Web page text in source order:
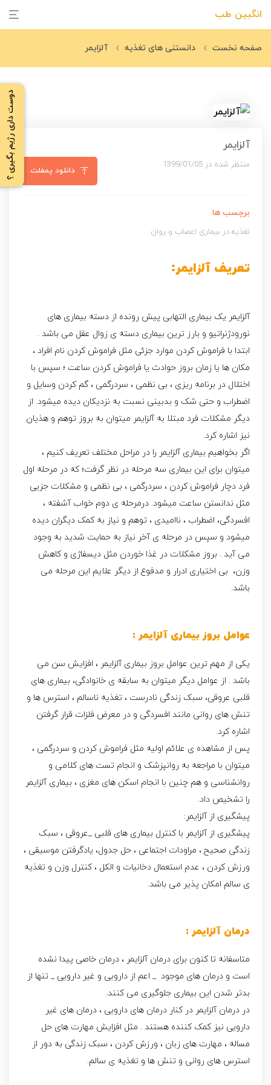
انگبین طب
دوست داری رژیم بگیری ؟
صفحه نخست دانستنی های تغذیه آلزایمر
آلزایمر
منتظر شده در 1399/01/05
دانلود پمفلت
برچسب ها
تغذیه در بیماری اعصاب و روان
تعریف آلزایمر:
آلزایمر یک بیماری التهابی پیش رونده از دسته بیماری های
نورودژنراتیو و بارز ترین بیماری دسته ی زوال عقل می باشد .
ابتدا با فراموش کردن موارد جزئی مثل فراموش کردن نام افراد ،
مکان ها یا زمان بروز حوادث یا فراموش کردن ساعت ؛ سپس با
اختلال در برنامه ریزی ، بی نظمی ، سردرگمی ، گم کردن وسایل و
اضطراب و حتی شک و بدبینی نسبت به نزدیکان دیده میشود. از
دیگر مشکلات فرد مبتلا به آلزایمر میتوان به بروز توهم و هذیان
نیز اشاره کرد.
اگر بخواهیم بیماری آلزایمر را در مراحل مختلف تعریف کنیم ،
میتوان برای این بیماری سه مرحله در نظر گرفت؛ که در مرحله اول
فرد دچار فراموش کردن ، سردرگمی ، بی نظمی و مشکلات جزیی
مثل ندانستن ساعت میشود. درمرحله ی دوم خواب آشفته ،
افسردگی، اضطراب ، ناامیدی ، توهم و نیاز به کمک دیگران دیده
میشود و سپس در مرحله ی آخر نیاز به حمایت شدید به وجود
می آید . بروز مشکلات در غذا خوردن مثل دیسفاژی و کاهش
وزن، بی اختیاری ادرار و مدفوع از دیگر علایم این مرحله می
باشد.
عوامل بروز بیماری آلزایمر :
یکی از مهم ترین عوامل بروز بیماری آلزایمر ، افزایش سن می
باشد . از عوامل دیگر میتوان به سابقه ی خانوادگی، بیماری های
قلبی عروقی، سبک زندگی نادرست ، تغذیه ناسالم ، استرس ها و
تنش های روانی مانند افسردگی و در معرض فلزات قرار گرفتن
اشاره کرد.
پس از مشاهده ی علائم اولیه مثل فراموش کردن و سردرگمی ،
میتوان با مراجعه به روانپزشک و انجام تست های کلامی و
روانشناسی و هم چنین با انجام اسکن های مغزی ، بیماری آلزایمر
را تشخیص داد.
پیشگیری از آلزایمر:
پیشگیری از آلزایمر با کنترل بیماری های قلبی _عروقی ، سبک
زندگی صحیح ، مراودات اجتماعی ، حل جدول، یادگرفتن موسیقی ،
ورزش کردن ، عدم استعمال دخانیات و الکل ، کنترل وزن و تغذیه
ی سالم امکان پذیر می باشد.
درمان آلزایمر :
متاسفانه تا کنون برای درمان آلزایمر ، درمان خاصی پیدا نشده
است و درمان های موجود _ اعم از دارویی و غیر دارویی _ تنها از
بدتر شدن این بیماری جلوگیری می کنند.
در درمان آلزایمر در کنار درمان های دارویی ، درمان های غیر
دارویی نیز کمک کننده هستند . مثل افزایش مهارت های حل
مساله ، مهارت های زبان ، ورزش کردن ، سبک زندگی به دور از
استرس های روانی و تنش ها و تغذیه ی سالم.